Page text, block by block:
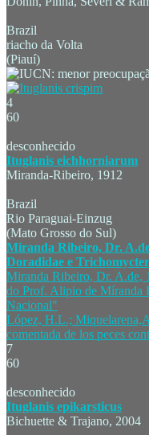
Brazil
riacho da Volta
(Piauí)
4
60
desconhecido
Ituglanis eichhorniarum
Miranda-Ribeiro, 1912
Brazil
Rio Paraguai-Einzug
(Mato Grosso do Sul)
Miranda Ribeiro, Dr.
Doradidae e
Miranda Ribeiro, Dr. A.de,
do Prof. Alipio de Míranda
Nacional"
López, H.L.;
comentada de los peces
7
60
desconhecido
Ituglanis epikarsticus
Bichuette & Trajano, 2004